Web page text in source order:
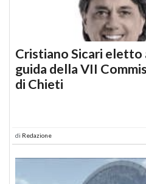
Cristiano Sicari eletto
guida della VII
di Chieti
di Redazione